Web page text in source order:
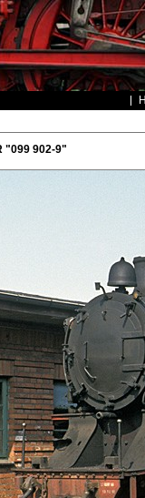
"099 902-9"